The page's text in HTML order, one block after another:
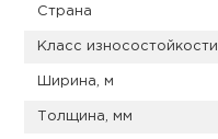
Страна
Класс износостойкости
Ширина, м
Толщина, мм